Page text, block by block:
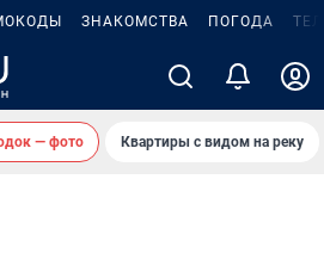
ЗНАКОМСТВА ПОГОДА
— фото Квартиры с видом на реку